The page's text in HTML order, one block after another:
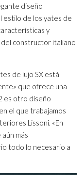
diseño
estilo de los yates de
y
del constructor italiano
de lujo SX está
que ofrece una
es otro diseño
el que trabajamos
Lissoni. «En
más
todo lo necesario a